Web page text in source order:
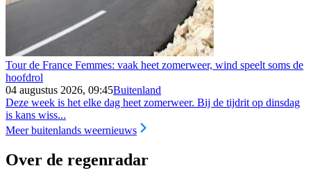
Tour de France Femmes: vaak heet zomerweer, wind speelt soms de
hoofdrol
04 augustus 2026, 09:45Buitenland
Deze week is het elke dag heet zomerweer. Bij de tijdrit op dinsdag
is kans wiss...
Meer buitenlands weernieuws
Over de regenradar